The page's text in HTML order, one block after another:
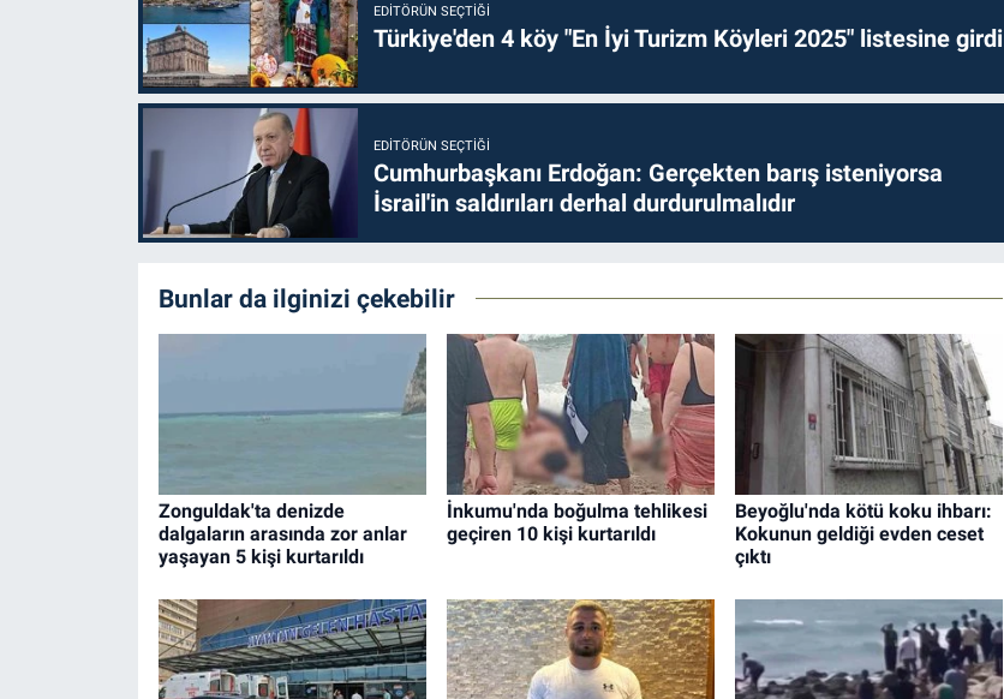
EDITÖRÜN SEÇTIĞI
Türkiye'den 4 köy "En İyi Turizm Köyleri 2025" listesine girdi
EDITÖRÜN SEÇTIĞI
Cumhurbaşkanı Erdoğan: Gerçekten barış isteniyorsa
İsrail'in saldırıları derhal durdurulmalıdır
Bunlar da ilginizi çekebilir
Zonguldak'ta denizde
dalgaların arasında zor anlar
yaşayan 5 kişi kurtarıldı
İnkumu'nda boğulma tehlikesi
geçiren 10 kişi kurtarıldı
Beyoğlu'nda kötü koku ihbarı:
Kokunun geldiği evden ceset
çıktı